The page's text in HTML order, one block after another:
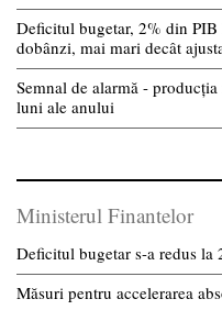
Deficitul bugetar, 2% din
dobânzi, mai mari decât
Semnal de alarmă -
luni ale anului
Ministerul Finantelor
Deficitul bugetar s-a redus la
Măsuri pentru accelerarea